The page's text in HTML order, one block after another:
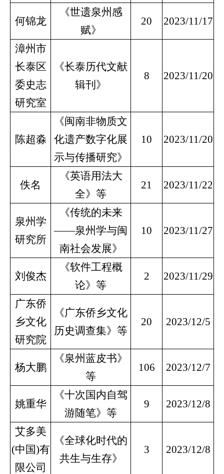
何锦龙
《世遗泉州感
赋》
20 2023/11/17
漳州市
长泰区
委史志
研究室
《长泰历代文献
辑刊》
8 2023/11/20
陈超淼
《闽南非物质文
化遗产数字化展
示与传播研究》
10 2023/11/20
佚名
《英语用法大
全》等
21 2023/11/22
泉州学
研究所
《传统的未来
——泉州学与闽
南社会发展》
10 2023/11/27
刘俊杰
《软件工程概
论》等
2 2023/11/29
广东侨
乡文化
研究院
《广东侨乡文化
历史调查集》等
20 2023/12/5
杨大鹏
《泉州蓝皮书》
等
106 2023/12/7
姚重华
《十次国内自驾
游随笔》等
9 2023/12/8
艾多美
(中国)有
限公司
《全球化时代的
共生与生存》
3 2023/12/8